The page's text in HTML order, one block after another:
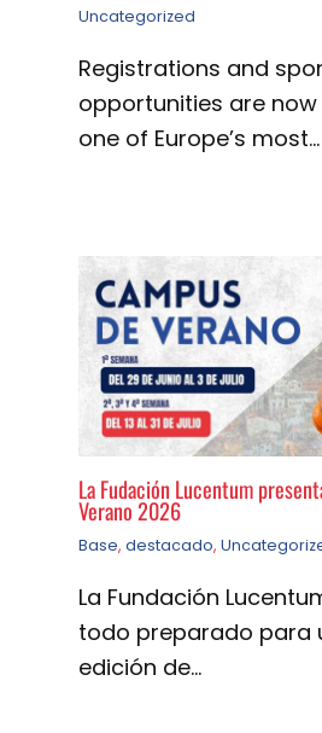
Uncategorized
Registrations and
opportunities are
one of Europe’s most…
La Fudación Lucentum
Verano 2026
Base, destacado,
La Fundación
todo preparado para
edición de…